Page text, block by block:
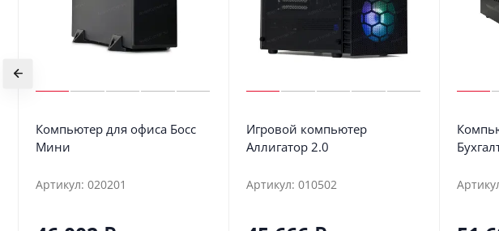
Компьютер для офиса Босс
Мини
Артикул: 020201
Игровой компьютер
Аллигатор 2.0
Артикул: 010502